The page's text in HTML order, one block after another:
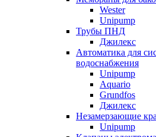
Wester
Unipump
Трубы ПНД
Джилекс
Автоматика для
водоснабжения
Unipump
Aquario
Grundfos
Джилекс
Незамерзающие
Unipump